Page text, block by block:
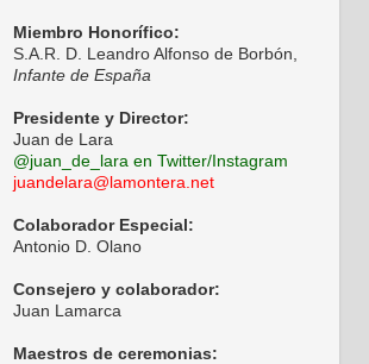
Miembro Honorífico:
S.A.R. D. Leandro Alfonso de Borbón,
Infante de España
Presidente y Director:
Juan de Lara
@juan_de_lara en Twitter/Instagram
juandelara@lamontera.net
Colaborador Especial:
Antonio D. Olano
Consejero y colaborador:
Juan Lamarca
Maestros de ceremonias: